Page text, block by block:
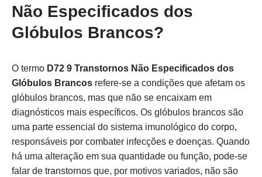
Não Especificados dos
Glóbulos Brancos?
O termo D72 9 Transtornos Não Especificados dos
Glóbulos Brancos refere-se a condições que afetam os
glóbulos brancos, mas que não se encaixam em
diagnósticos mais específicos. Os glóbulos brancos são
uma parte essencial do sistema imunológico do corpo,
responsáveis por combater infecções e doenças. Quando
há uma alteração em sua quantidade ou função, pode-se
falar de transtornos que, por motivos variados, não são